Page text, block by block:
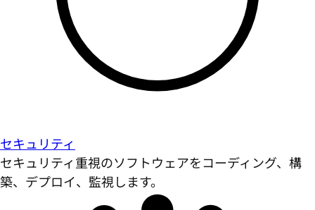
セキュリティ
セキュリティ重視のソフトウェアをコーディング、構
築、デプロイ、監視します。